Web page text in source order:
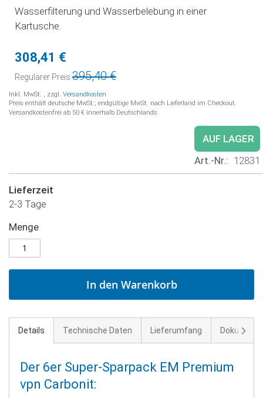
Wasserfilterung und Wasserbelebung in einer
Kartusche.
Sonderpreis
308,41 €
Regulärer Preis 395,40 €
Inkl. MwSt. , zzgl. Versandkosten
Preis enthält deutsche MwSt.; endgültige MwSt. nach Lieferland im Checkout.
Versandkostenfrei ab 50 € innerhalb Deutschlands.
AUF LAGER
Art.-Nr.
12831
Lieferzeit
2-3 Tage
Menge
In den Warenkorb
Details Technische Daten Lieferumfang
Der 6er Super-Sparpack EM Premium
vpn Carbonit: